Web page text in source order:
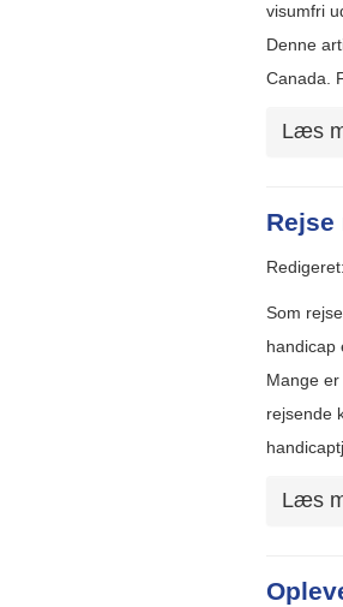
visumfri
Denne
Canada.
Læs
Rejse
Som
handicap
Mange
rejsende
Læs